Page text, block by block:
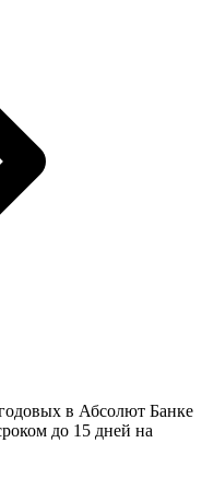
в Абсолют Банке
до 15 дней на